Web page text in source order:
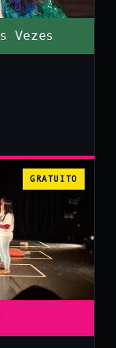
Vezes
GRATUITO